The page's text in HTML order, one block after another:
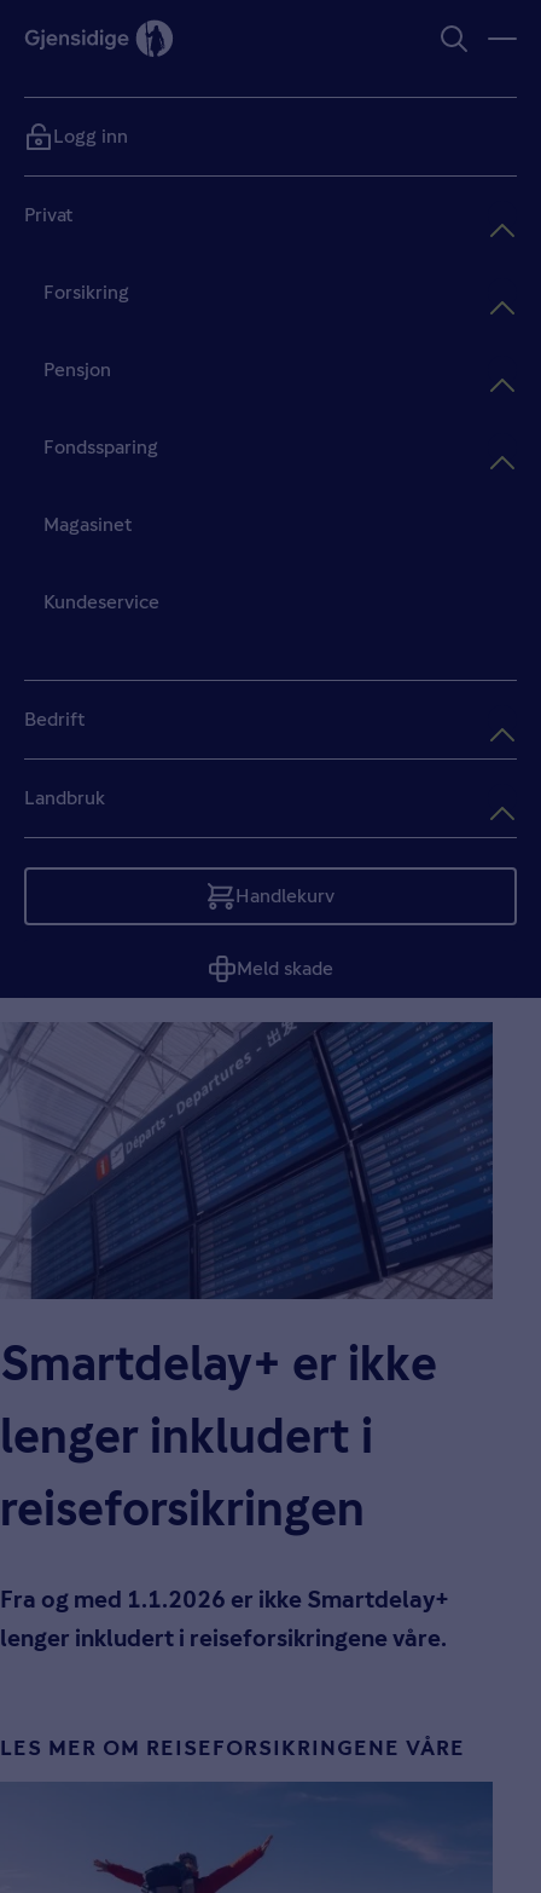
Privat
Forsikring
Pensjon
Fondssparing
Magasinet
Kundeservice
Bedrift
Landbruk
Handlekurv
Tom
Meld skade
Logg inn
Smartdelay+ er ikke
lenger inkludert i
reiseforsikringen
Fra og med 1.1.2026 er ikke Smartdelay+
lenger inkludert i reiseforsikringene våre.
LES MER OM REISEFORSIKRINGENE VÅRE